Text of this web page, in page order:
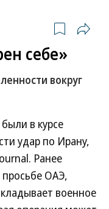
себе»
вокруг
в курсе
удар по Ирану,
Ранее
ОАЭ,
военное